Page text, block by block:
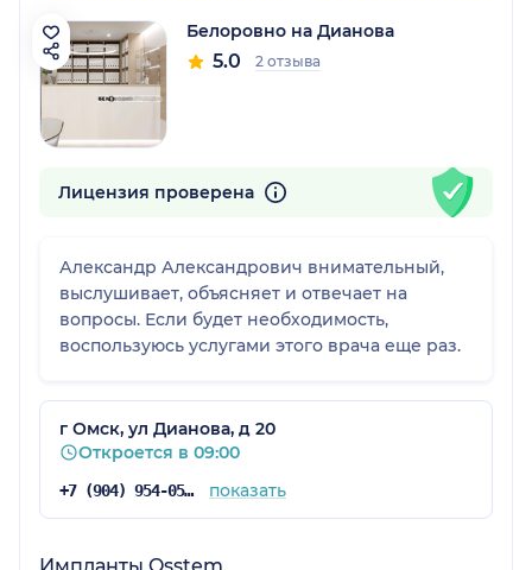
Белоровно на Дианова
5.0 2 отзыва
Лицензия проверена
Александр Александрович внимательный,
выслушивает, объясняет и отвечает на
вопросы. Если будет необходимость,
воспользуюсь услугами этого врача еще раз.
г Омск, ул Дианова, д 20
Откроется в 09:00
+7 (904) 954-05-61 показать